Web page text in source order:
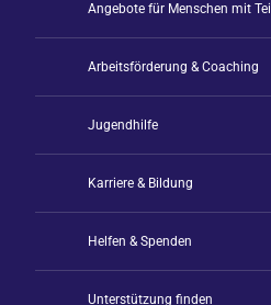
Angebote für Menschen mit
Arbeitsförderung & Coaching
Jugendhilfe
Karriere & Bildung
Helfen & Spenden
Unterstützung finden